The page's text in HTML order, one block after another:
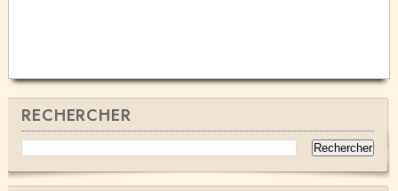
RECHERCHER